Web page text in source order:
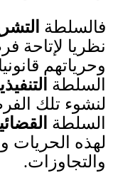
فالسلطة
نظريا لإتاحة
وحرياتهم
السلطة
لنشوء تلك
السلطة
لهذه الحريات
والتجاوزات.